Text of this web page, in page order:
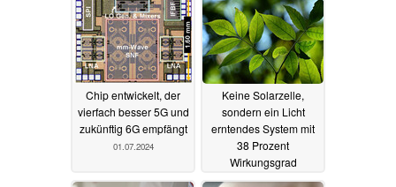
Chip entwickelt, der
vierfach besser 5G und
zukünftig 6G empfängt
01.07.2024
Keine Solarzelle,
sondern ein Licht
erntendes System mit
38 Prozent
Wirkungsgrad
entwickelt27.06.2024